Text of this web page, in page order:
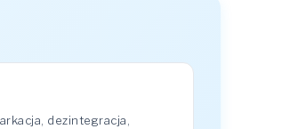
dezintegracja,